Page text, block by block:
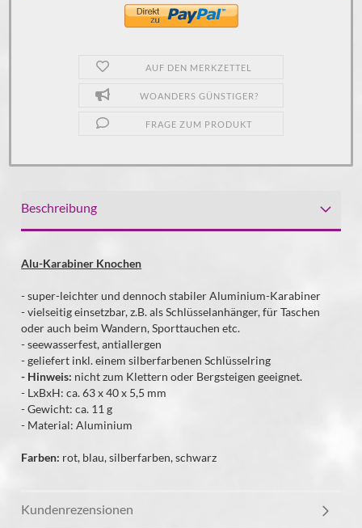
AUF DEN MERKZETTEL
WOANDERS GÜNSTIGER?
FRAGE ZUM PRODUKT
Beschreibung
Alu-Karabiner Knochen
- super-leichter und dennoch stabiler Aluminium-Karabiner
- vielseitig einsetzbar, z.B. als Schlüsselanhänger, für Taschen
oder auch beim Wandern, Sporttauchen etc.
- seewasserfest, antiallergen
- geliefert inkl. einem silberfarbenen Schlüsselring
- Hinweis: nicht zum Klettern oder Bergsteigen geeignet.
- LxBxH: ca. 63 x 40 x 5,5 mm
- Gewicht: ca. 11 g
- Material: Aluminium
Farben: rot, blau, silberfarben, schwarz
Kundenrezensionen